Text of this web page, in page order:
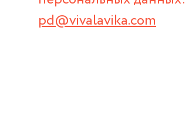
pd@vivalavika.com